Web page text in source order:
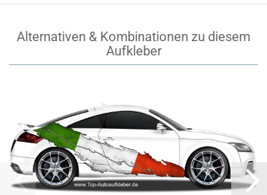
Alternativen & Kombinationen zu diesem
Aufkleber